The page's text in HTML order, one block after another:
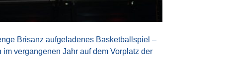
Brisanz aufgeladenes Basketballspiel –
vergangenen Jahr auf dem Vorplatz der